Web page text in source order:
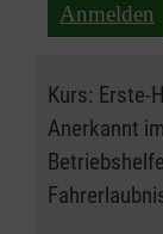
Anmelden
Kurs: Erste-
Anerkannt